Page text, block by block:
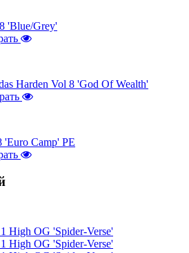
'Blue/Grey'
Harden Vol 8 'God Of Wealth'
'Euro Camp' PE